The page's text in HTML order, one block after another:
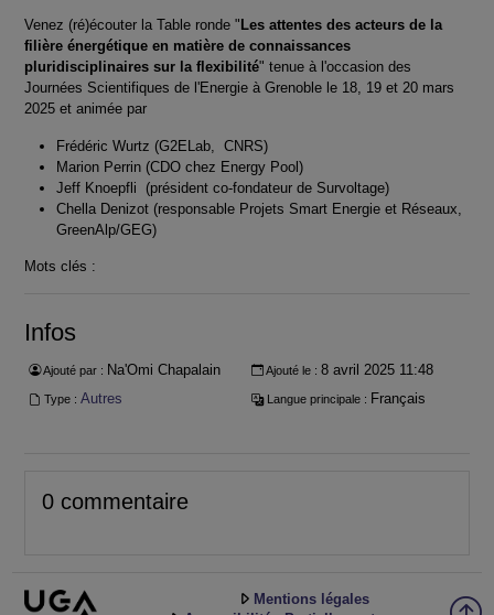
Venez (ré)écouter la Table ronde " Les attentes des acteurs de la
filière énergétique en matière de connaissances
pluridisciplinaires sur la flexibilité" tenue à l'occasion des
Journées Scientifiques de l'Energie à Grenoble le 18, 19 et 20 mars
2025 et animée par
Frédéric Wurtz (G2ELab, CNRS)
Marion Perrin (CDO chez Energy Pool)
Jeff Knoepfli (président co-fondateur de Survoltage)
Chella Denizot (responsable Projets Smart Energie et Réseaux,
GreenAlp/GEG)
Mots clés :
Infos
Ajouté par : Na'Omi Chapalain Ajouté le : 8 avril 2025 11:48
Type : Autres Langue principale : Français
0 commentaire
Mentions légales